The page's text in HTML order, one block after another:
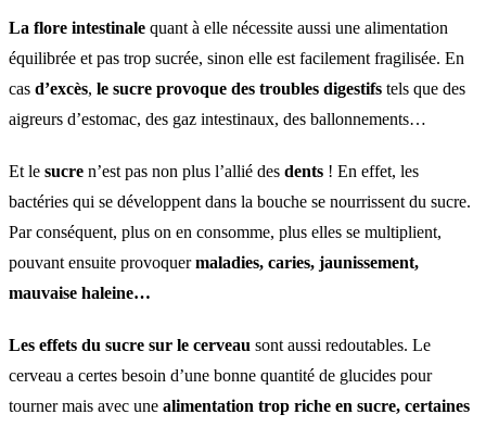
La flore intestinale quant à elle nécessite aussi une alimentation
équilibrée et pas trop sucrée, sinon elle est facilement fragilisée. En
cas d’excès, le sucre provoque des troubles digestifs tels que des
aigreurs d’estomac, des gaz intestinaux, des ballonnements…
Et le sucre n’est pas non plus l’allié des dents ! En effet, les
bactéries qui se développent dans la bouche se nourrissent du sucre.
Par conséquent, plus on en consomme, plus elles se multiplient,
pouvant ensuite provoquermaladies, caries, jaunissement,
mauvaise haleine…
Les effets du sucre sur le cerveau sont aussi redoutables. Le
cerveau a certes besoin d’une bonne quantité de glucides pour
tourner mais avec une alimentation trop riche en sucre, certaines